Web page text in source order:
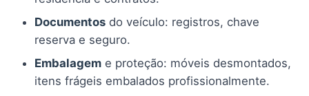
Documentos do veículo: registros, chave
reserva e seguro.
Embalagem e proteção: móveis desmontados,
itens frágeis embalados profissionalmente.